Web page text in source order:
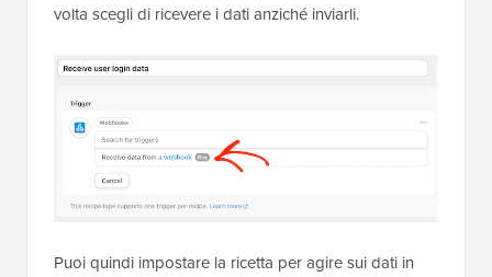
volta scegli di ricevere i dati anziché inviarli.
Puoi quindi impostare la ricetta per agire sui dati in